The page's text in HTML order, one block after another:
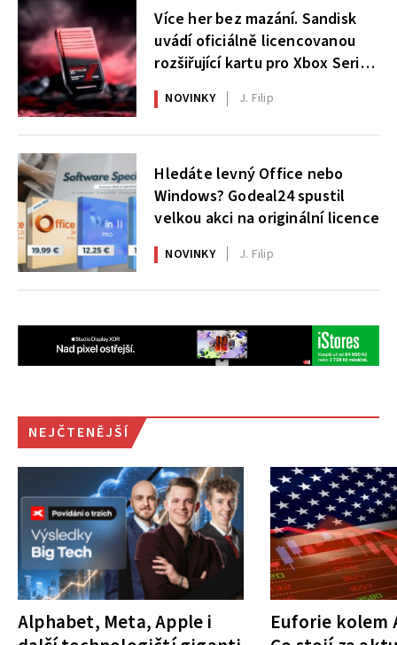
Více her bez mazání. Sandisk
uvádí oficiálně licencovanou
rozšiřující kartu pro Xbox Series
X|S
NOVINKY J. Filip
Hledáte levný Office nebo
Windows? Godeal24 spustil
velkou akci na originální licence
NOVINKY J. Filip
NEJČTENĚJŠÍ
Alphabet, Meta, Apple i
Euforie kolem